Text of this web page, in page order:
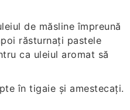
de măsline împreună
răsturnaţi pastele
ca uleiul aromat să
în tigaie şi amestecaţi.